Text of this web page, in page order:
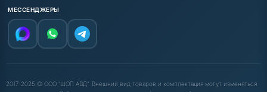
МЕССЕНДЖЕРЫ
2017-2025 © ООО "ШОП АВД". Внешний вид товаров и комплектация могут изменяться